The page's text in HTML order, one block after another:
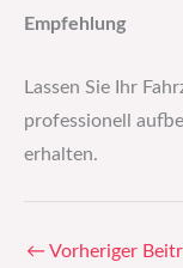
Empfehlung
Lassen Sie Ihr
professionell
erhalten.
← Vorheriger